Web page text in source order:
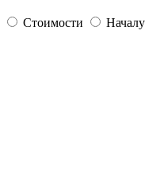
Стоимости
Началу